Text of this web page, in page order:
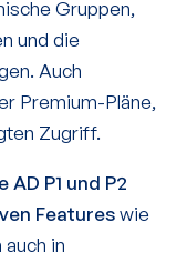
Gruppen,
und die
Auch
Premium-Pläne,
Zugriff.
P1 und P2
Featureswie
in